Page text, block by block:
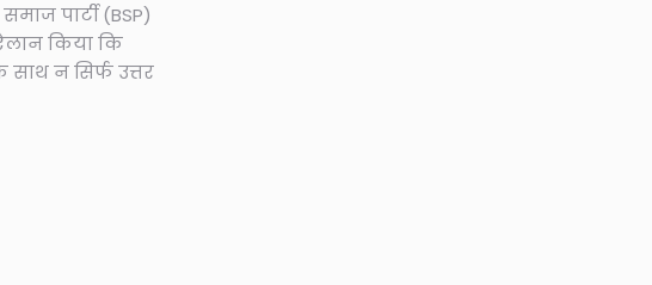
पार्टी (BSP)
किया कि
साथ न सिर्फ उत्तर